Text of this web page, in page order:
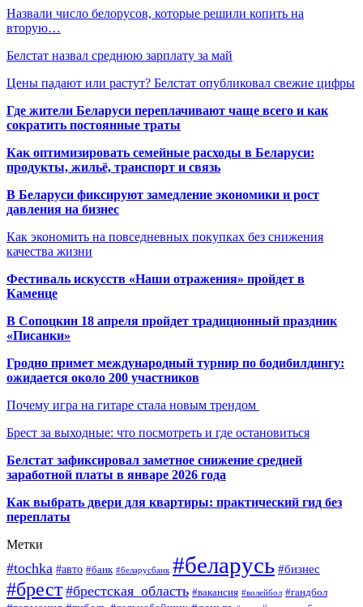
Назвали число белорусов, которые решили копить на
вторую…
Белстат назвал среднюю зарплату за май
Цены падают или растут? Белстат опубликовал свежие цифры
Где жители Беларуси переплачивают чаще всего и как
сократить постоянные траты
Как оптимизировать семейные расходы в Беларуси:
продукты, жильё, транспорт и связь
В Беларуси фиксируют замедление экономики и рост
давления на бизнес
Как экономить на повседневных покупках без снижения
качества жизни
Фестиваль искусств «Наши отражения» пройдет в
Каменце
В Сопоцкин 18 апреля пройдет традиционный праздник
«Писанки»
Гродно примет международный турнир по бодибилдингу:
ожидается около 200 участников
Почему игра на гитаре стала новым трендом
Брест за выходные: что посмотреть и где остановиться
Белстат зафиксировал заметное снижение средней
заработной платы в январе 2026 года
Как выбрать двери для квартиры: практический гид без
переплаты
Метки
#tochka #авто #банк #беларусбанк #беларусь #бизнес
#брест #брестская_область #вакансия #волейбол #гандбол